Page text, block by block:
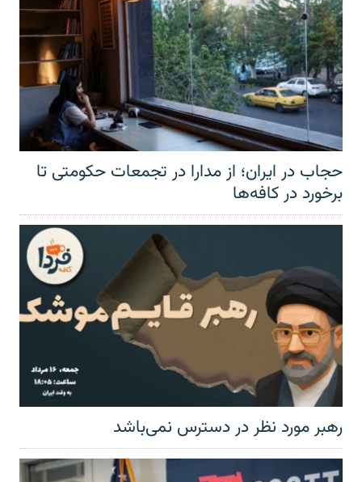
حجاب در ایران؛ از مدارا در تجمعات حکومتی تا
برخورد در کافه‌ها
رهبر مورد نظر در دسترس نمی‌باشد